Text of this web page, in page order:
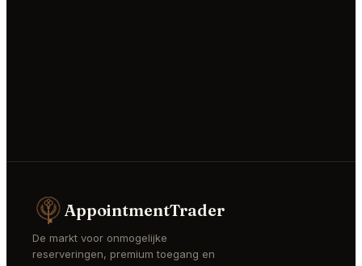
AppointmentTrader
De markt voor onmogelijke
reserveringen, premium toegang en